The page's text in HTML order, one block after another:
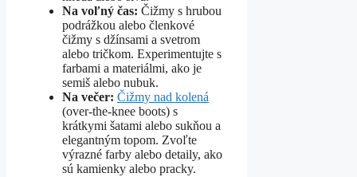
Na voľný čas: Čižmy s hrubou
podrážkou alebo členkové
čižmy s džínsami a svetrom
alebo tričkom. Experimentujte s
farbami a materiálmi, ako je
semiš alebo nubuk.
Na večer: Čižmy nad kolená
(over-the-knee boots) s
krátkymi šatami alebo sukňou a
elegantným topom. Zvoľte
výrazné farby alebo detaily, ako
sú kamienky alebo pracky.